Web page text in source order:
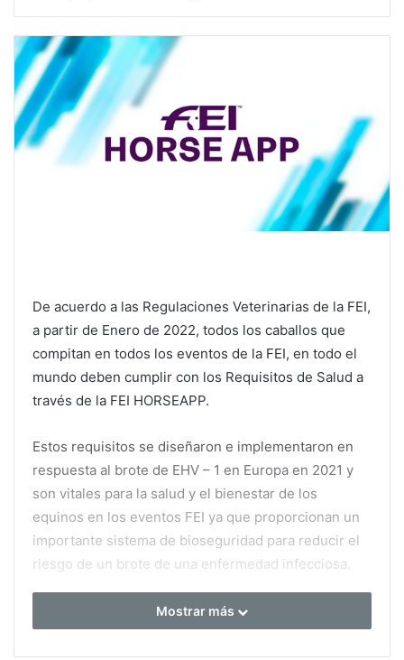
De acuerdo a las Regulaciones Veterinarias de la FEI,
a partir de Enero de 2022, todos los caballos que
compitan en todos los eventos de la FEI, en todo el
mundo deben cumplir con los Requisitos de Salud a
través de la FEI HORSEAPP.
Estos requisitos se diseñaron e implementaron en
respuesta al brote de EHV – 1 en Europa en 2021 y
son vitales para la salud y el bienestar de los
equinos en los eventos FEI ya que proporcionan un
importante sistema de bioseguridad para reducir el
riesgo de un brote de una enfermedad infecciosa.
El 4 de Julio de 2022 se lanzó un sistema de
sanciones actualizadas para todos los eventos FEI
Mostrar más